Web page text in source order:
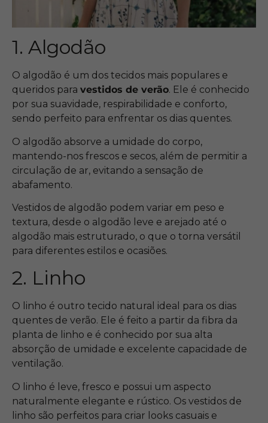
1. Algodão
O algodão é um dos tecidos mais populares e
queridos para vestidos de verão. Ele é conhecido
por sua suavidade, respirabilidade e conforto,
sendo perfeito para enfrentar os dias quentes.
O algodão absorve a umidade do corpo,
mantendo-nos frescos e secos, além de permitir a
circulação de ar, evitando a sensação de
abafamento.
Vestidos de algodão podem variar em peso e
textura, desde o algodão leve e arejado até o
algodão mais estruturado, o que o torna versátil
para diferentes estilos e ocasiões.
2. Linho
O linho é outro tecido natural ideal para os dias
quentes de verão. Ele é feito a partir da fibra da
planta de linho e é conhecido por sua alta
absorção de umidade e excelente capacidade de
ventilação.
O linho é leve, fresco e possui um aspecto
naturalmente elegante e rústico. Os vestidos de
linho são perfeitos para criar looks casuais e